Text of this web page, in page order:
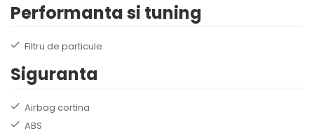
Performanta si tuning
Filtru de particule
Siguranta
Airbag cortina
ABS